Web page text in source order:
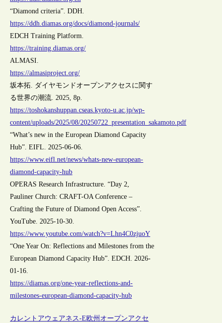
“Diamond criteria”. DDH.
https://ddh.diamas.org/docs/diamond-journals/
EDCH Training Platform.
https://training.diamas.org/
ALMASI.
https://almasiproject.org/
坂本拓. ダイヤモンドオープンアクセスに関す
る世界の潮流. 2025, 8p.
https://toshokanshuppan.cseas.kyoto-u.ac.jp/wp-
content/uploads/2025/08/20250722_presentation_sakamoto.pdf
“What’s new in the European Diamond Capacity
Hub”. EIFL. 2025-06-06.
https://www.eifl.net/news/whats-new-european-
diamond-capacity-hub
OPERAS Research Infrastructure. “Day 2,
Pauliner Church: CRAFT-OA Conference –
Crafting the Future of Diamond Open Access”.
YouTube. 2025-10-30.
https://www.youtube.com/watch?v=Lhn4C0zjuoY
“One Year On: Reflections and Milestones from the
European Diamond Capacity Hub”. EDCH. 2026-
01-16.
https://diamas.org/one-year-reflections-and-
milestones-european-diamond-capacity-hub
カレントアウェアネス-E欧州 オープンアクセ